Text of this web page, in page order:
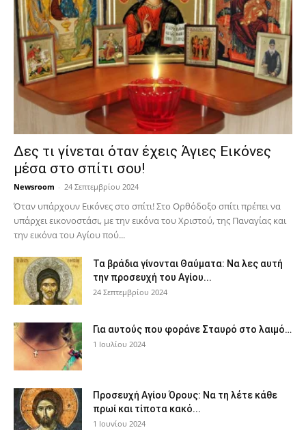
Δες τι γίνεται όταν έχεις Άγιες Εικόνες
μέσα στο σπίτι σου!
Newsroom - 24 Σεπτεμβρίου 2024
Όταν υπάρχουν Εικόνες στο σπίτι! Στο Ορθόδοξο σπίτι πρέπει να
υπάρχει εικονοστάσι, με την εικόνα του Χριστού, της Παν­αγίας και
την εικόνα του Αγίου πού...
Τα βράδια γίνονται Θαύματα: Να λες αυτή
την προσευχή του Αγίου...
24 Σεπτεμβρίου 2024
Για αυτούς που φοράνε Σταυρό στο λαιμό…
1 Ιουλίου 2024
Προσευχή Αγίου Όρους: Να τη λέτε κάθε
πρωί και τίποτα κακό...
1 Ιουνίου 2024